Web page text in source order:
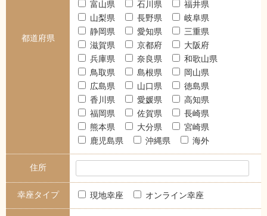
都道府県
富山県
石川県
福井県
山梨県
長野県
岐阜県
静岡県
愛知県
三重県
滋賀県
京都府
大阪府
兵庫県
奈良県
和歌山県
鳥取県
島根県
岡山県
広島県
山口県
徳島県
香川県
愛媛県
高知県
福岡県
佐賀県
長崎県
熊本県
大分県
宮崎県
鹿児島県
沖縄県 海外
住所
幸座タイプ 現地幸座 オンライン幸座